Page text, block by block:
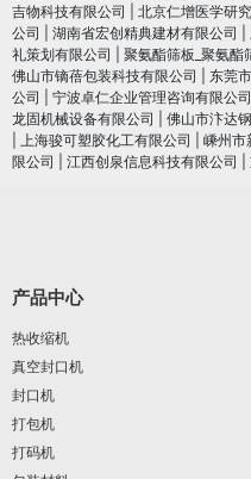
吉物科技有限公司
北京仁增医学研
公司
湖南省宏创精典建材有限公司
礼策划有限公司
聚氨酯筛板_聚氨酯
佛山市镝蓓包装科技有限公司
东莞
公司
宁波卓仁企业管理咨询有限公司
龙固机械设备有限公司
佛山市汴达
上海骏可塑胶化工有限公司 嵊州市
限公司
江西创泉信息科技有限公司
产品中心
热收缩机
真空封口机
封口机
打包机
打码机